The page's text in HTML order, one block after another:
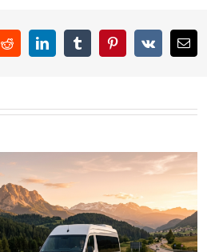
RedditLinkedInTumblrPinterest
Vk Email